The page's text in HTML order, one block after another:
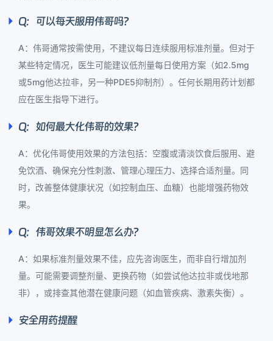
Q：可以每天服用伟哥吗？
A：伟哥通常按需使用，不建议每日连续服用标准剂量。但对于
某些特定情况，医生可能建议低剂量每日使用方案（如2.5mg
或5mg他达拉非，另一种PDE5抑制剂）。任何长期用药计划都
应在医生指导下进行。
Q：如何最大化伟哥的效果？
A：优化伟哥使用效果的方法包括：空腹或清淡饮食后服用、避
免饮酒、确保充分性刺激、管理心理压力、选择合适剂量。同
时，改善整体健康状况（如控制血压、血糖）也能增强药物效
果。
Q：伟哥效果不明显怎么办？
A：如果标准剂量效果不佳，应先咨询医生，而非自行增加剂
量。可能需要调整剂量、更换药物（如尝试他达拉非或伐地那
非），或排查其他潜在健康问题（如血管疾病、激素失衡）。
安全用药提醒